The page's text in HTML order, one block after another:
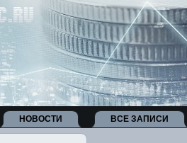
НОВОСТИ ВСЕ ЗАПИСИ